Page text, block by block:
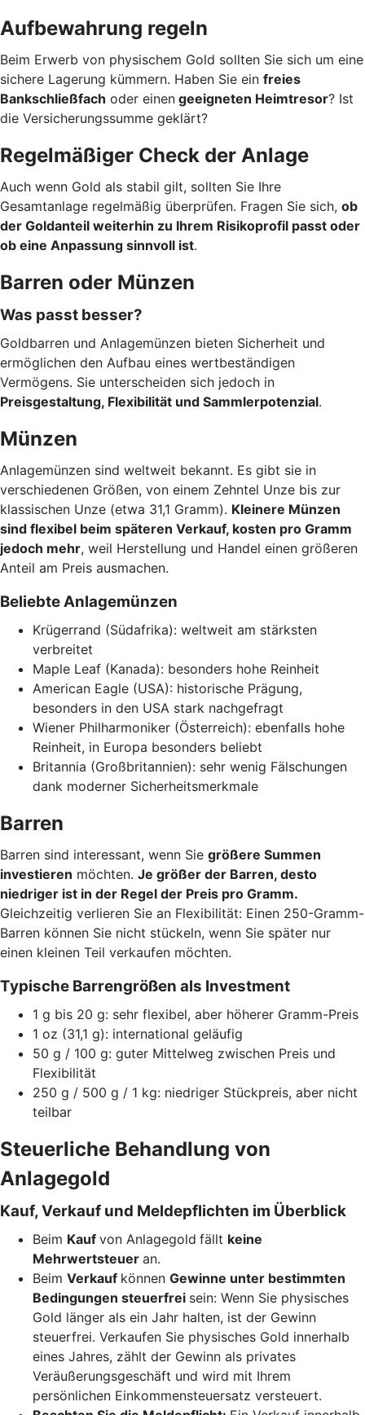
Aufbewahrung regeln
Beim Erwerb von physischem Gold sollten Sie sich um eine
sichere Lagerung kümmern. Haben Sie ein freies
Bankschließfach oder einen geeigneten Heimtresor? Ist
die Versicherungssumme geklärt?
Regelmäßiger Check der Anlage
Auch wenn Gold als stabil gilt, sollten Sie Ihre
Gesamtanlage regelmäßig überprüfen. Fragen Sie sich, ob
der Goldanteil weiterhin zu Ihrem Risikoprofil passt oder
ob eine Anpassung sinnvoll ist.
Barren oder Münzen
Was passt besser?
Goldbarren und Anlagemünzen bieten Sicherheit und
ermöglichen den Aufbau eines wertbeständigen
Vermögens. Sie unterscheiden sich jedoch in
Preisgestaltung, Flexibilität und Sammlerpotenzial.
Münzen
Anlagemünzen sind weltweit bekannt. Es gibt sie in
verschiedenen Größen, von einem Zehntel Unze bis zur
klassischen Unze (etwa 31,1 Gramm). Kleinere Münzen
sind flexibel beim späteren Verkauf, kosten pro Gramm
jedoch mehr, weil Herstellung und Handel einen größeren
Anteil am Preis ausmachen.
Beliebte Anlagemünzen
Krügerrand (Südafrika): weltweit am stärksten
verbreitet
Maple Leaf (Kanada): besonders hohe Reinheit
American Eagle (USA): historische Prägung,
besonders in den USA stark nachgefragt
Wiener Philharmoniker (Österreich): ebenfalls hohe
Reinheit, in Europa besonders beliebt
Britannia (Großbritannien): sehr wenig Fälschungen
dank moderner Sicherheitsmerkmale
Barren
Barren sind interessant, wenn Sie größere Summen
investieren möchten. Je größer der Barren, desto
niedriger ist in der Regel der Preis pro Gramm.
Gleichzeitig verlieren Sie an Flexibilität: Einen 250-Gramm-
Barren können Sie nicht stückeln, wenn Sie später nur
einen kleinen Teil verkaufen möchten.
Typische Barrengrößen als Investment
1 g bis 20 g: sehr flexibel, aber höherer Gramm-Preis
1 oz (31,1 g): international geläufig
50 g / 100 g: guter Mittelweg zwischen Preis und
Flexibilität
250 g / 500 g / 1 kg: niedriger Stückpreis, aber nicht
teilbar
Steuerliche Behandlung von
Anlagegold
Kauf, Verkauf und Meldepflichten im Überblick
Beim Kauf von Anlagegold fällt keine
Mehrwertsteuer an.
Beim Verkauf können Gewinne unter bestimmten
Bedingungen steuerfrei sein: Wenn Sie physisches
Gold länger als ein Jahr halten, ist der Gewinn
steuerfrei. Verkaufen Sie physisches Gold innerhalb
eines Jahres, zählt der Gewinn als privates
Veräußerungsgeschäft und wird mit Ihrem
persönlichen Einkommensteuersatz versteuert.